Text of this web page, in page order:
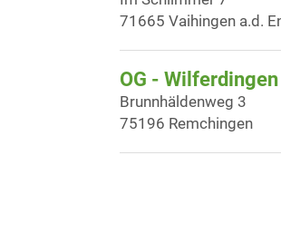
71665 Vaihingen a.d.
OG - Wilferdingen
Brunnhäldenweg 3
75196 Remchingen